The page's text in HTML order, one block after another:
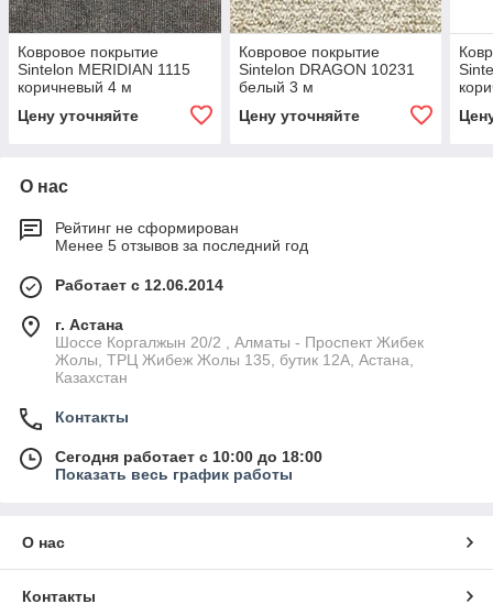
Ковровое покрытие
Sintelon MERIDIAN 1115
коричневый 4 м
Цену уточняйте
Ковровое покрытие
Sintelon DRAGON 10231
белый 3 м
Цену уточняйте
О нас
Рейтинг не сформирован
Менее 5 отзывов за последний год
Работает с 12.06.2014
г. Астана
Шоссе Коргалжын 20/2 , Алматы - Проспект Жибек
Жолы, ТРЦ Жибеж Жолы 135, бутик 12А, Астана,
Казахстан
Контакты
Сегодня работает с 10:00 до 18:00
Показать весь график работы
О нас
Контакты